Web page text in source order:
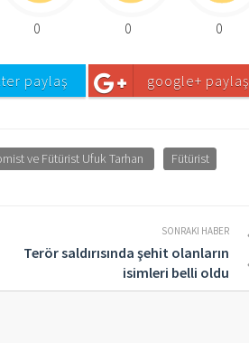
0 0 0
paylaş google+ paylaş
ve Fütürist Ufuk Tarhan
Fütürist
SONRAKI HABER
Terör saldırısında şehit olanların
isimleri belli oldu